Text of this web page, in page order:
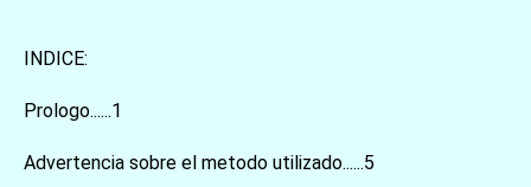
INDICE:
Prologo......1
Advertencia sobre el metodo utilizado......5